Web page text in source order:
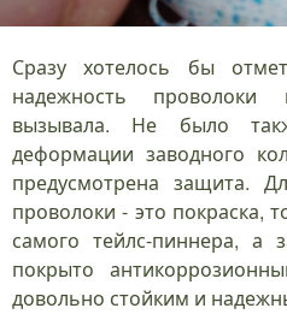
Сразу хотелось бы
надежность
вызывала. Не было
деформации заводного
предусмотрена защита.
проволоки - это покраска,
самого тейлс-пиннера, а
покрыто
довольно стойким и